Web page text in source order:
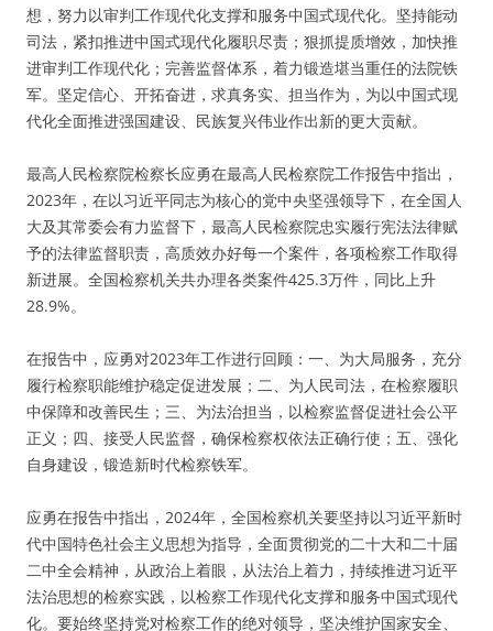
想，努力以审判工作现代化支撑和服务中国式现代化。坚持能动
司法，紧扣推进中国式现代化履职尽责；狠抓提质增效，加快推
进审判工作现代化；完善监督体系，着力锻造堪当重任的法院铁
军。坚定信心、开拓奋进，求真务实、担当作为，为以中国式现
代化全面推进强国建设、民族复兴伟业作出新的更大贡献。
最高人民检察院检察长应勇在最高人民检察院工作报告中指出，
2023年，在以习近平同志为核心的党中央坚强领导下，在全国人
大及其常委会有力监督下，最高人民检察院忠实履行宪法法律赋
予的法律监督职责，高质效办好每一个案件，各项检察工作取得
新进展。全国检察机关共办理各类案件425.3万件，同比上升
28.9%。
在报告中，应勇对2023年工作进行回顾：一、为大局服务，充分
履行检察职能维护稳定促进发展；二、为人民司法，在检察履职
中保障和改善民生；三、为法治担当，以检察监督促进社会公平
正义；四、接受人民监督，确保检察权依法正确行使；五、强化
自身建设，锻造新时代检察铁军。
应勇在报告中指出，2024年，全国检察机关要坚持以习近平新时
代中国特色社会主义思想为指导，全面贯彻党的二十大和二十届
二中全会精神，从政治上着眼，从法治上着力，持续推进习近平
法治思想的检察实践，以检察工作现代化支撑和服务中国式现代
化。要始终坚持党对检察工作的绝对领导，坚决维护国家安全、